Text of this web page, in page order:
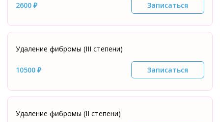
2600 ₽ Записаться
Удаление фибромы (III степени)
10500 ₽ Записаться
Удаление фибромы (II степени)